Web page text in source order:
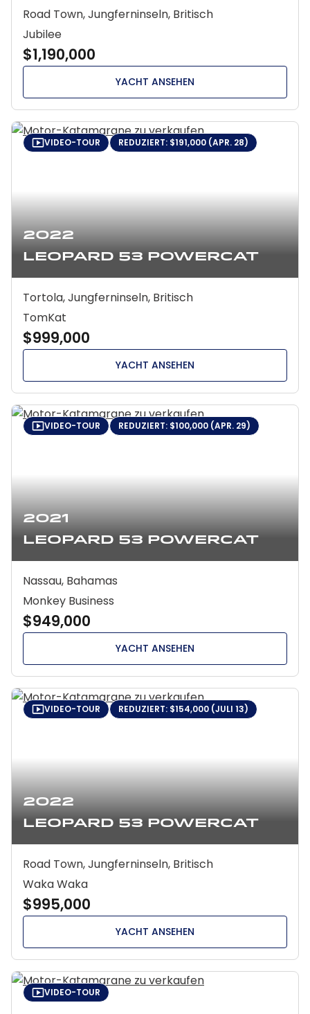
Road Town, Jungferninseln, Britisch
Jubilee
$1,190,000
YACHT ANSEHEN
2022
Leopard 53 Powercat
VIDEO-TOUR REDUZIERT: $191,000 (APR. 28)
Tortola, Jungferninseln, Britisch
TomKat
$999,000
YACHT ANSEHEN
2021
Leopard 53 Powercat
VIDEO-TOUR REDUZIERT: $100,000 (APR. 29)
Nassau, Bahamas
Monkey Business
$949,000
YACHT ANSEHEN
2022
Leopard 53 Powercat
VIDEO-TOUR REDUZIERT: $154,000 (JULI 13)
Road Town, Jungferninseln, Britisch
Waka Waka
$995,000
YACHT ANSEHEN
VIDEO-TOUR